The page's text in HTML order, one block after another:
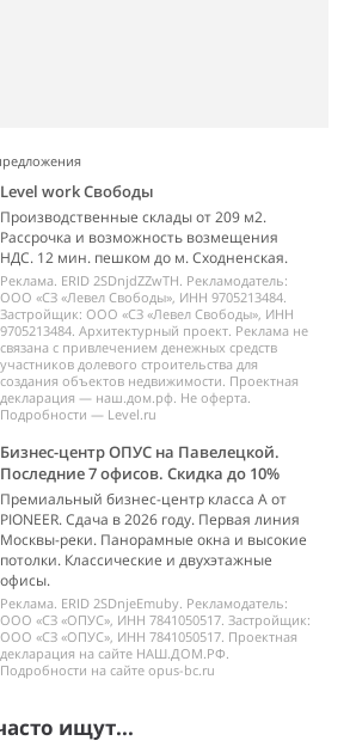
Level work Свободы
Производственные склады от 209 м2.
Рассрочка и возможность возмещения
НДС. 12 мин. пешком до м. Сходненская.
Реклама. ERID 2SDnjdZZwTH. Рекламодатель:
ООО «СЗ «Левел Свободы», ИНН 9705213484.
Застройщик: ООО «СЗ «Левел Свободы», ИНН
9705213484. Архитектурный проект. Реклама не
связана с привлечением денежных средств
участников долевого строительства для
создания объектов недвижимости. Проектная
декларация — наш.дом.рф. Не оферта.
Подробности — Level.ru
Бизнес-центр ОПУС на Павелецкой.
Последние 7 офисов. Скидка до 10%
Премиальный бизнес-центр класса А от
PIONEER. Сдача в 2026 году. Первая линия
Москвы-реки. Панорамные окна и высокие
потолки. Классические и двухэтажные
офисы.
Реклама. ERID 2SDnjeEmuby. Рекламодатель:
ООО «СЗ «ОПУС», ИНН 7841050517. Застройщик:
ООО «СЗ «ОПУС», ИНН 7841050517. Проектная
декларация на сайте НАШ.ДОМ.РФ.
Подробности на сайте opus-bc.ru
ищут...